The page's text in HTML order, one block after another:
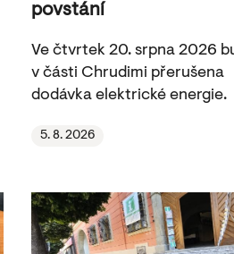
povstání
Ve čtvrtek 20. srpna 2026
v části Chrudimi přerušena
dodávka elektrické energie.
5. 8. 2026